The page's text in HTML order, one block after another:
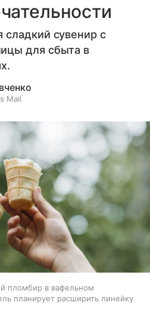
сувенир с
для сбыта в
Mail
пломбир в вафельном
планирует расширить линейку